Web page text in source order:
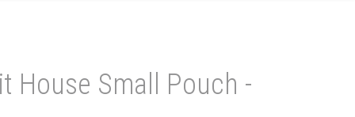
House Small Pouch -